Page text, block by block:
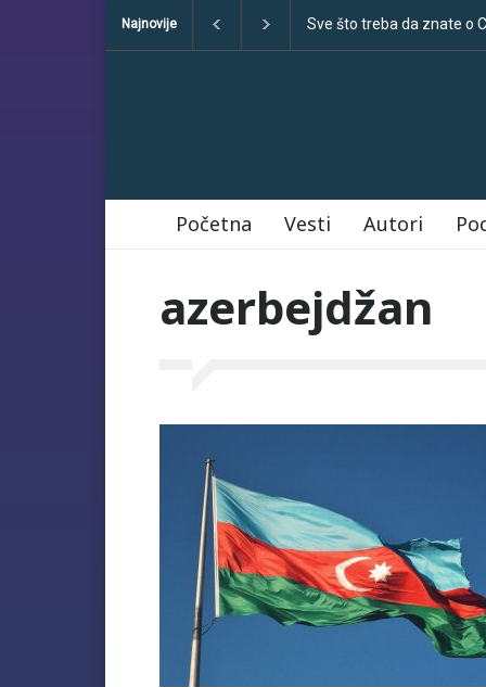
Najnovije Sve što treba da znate o
Početna Vesti Autori
azerbejdžan